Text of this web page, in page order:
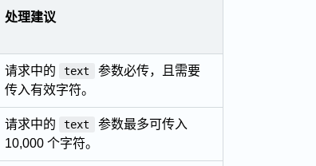
处理建议
请求中的 text
参数必传，且需要
传入有效字符。
请求中的 text
参数最多可传入
10,000 个字符。